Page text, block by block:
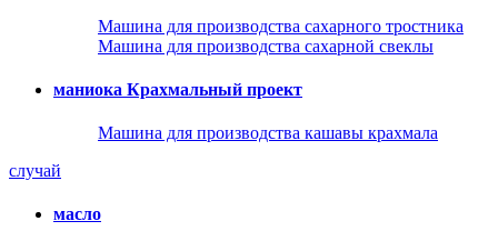
Машина для производства сахарного тростника
Машина для производства сахарной свеклы
маниока Крахмальный проект
Машина для производства кашавы крахмала
случай
масло